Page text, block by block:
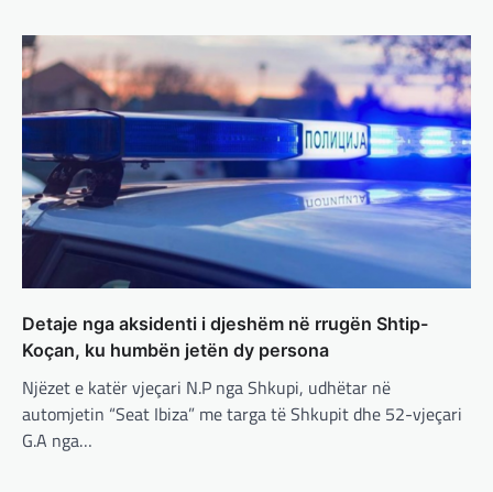
Detaje nga aksidenti i djeshëm në rrugën Shtip-
Koçan, ku humbën jetën dy persona
Njëzet e katër vjeçari N.P nga Shkupi, udhëtar në
automjetin “Seat Ibiza” me targa të Shkupit dhe 52-vjeçari
G.A nga…
Ukrainës: Të vendosur për
vazhdimin e bashkëpunimit me
SHBA!
adminadmin March 4, 2025
Kryeministri i Ukrainës thotë se vendi i tij
është absolutisht i vendosur të vazhdojë
bashkëpunimin e saj me Shtetet e…
BOTA,LAJME,MË TË FUNDIT RAJONI
SPECIALE
Erdogan: Izraeli nuk do të gjejë
palestinez
adminadmin March 4, 2025
Presidenti turk, Recep Tayyip Erdogan, ka
deklaruar se siguria e Evropës pa Turqinë